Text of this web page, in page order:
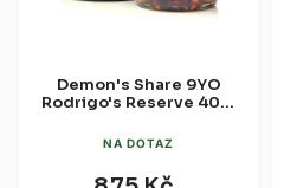
Demon's Share 9YO
Rodrigo's Reserve 40%
NA DOTAZ